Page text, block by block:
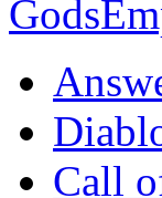
Call